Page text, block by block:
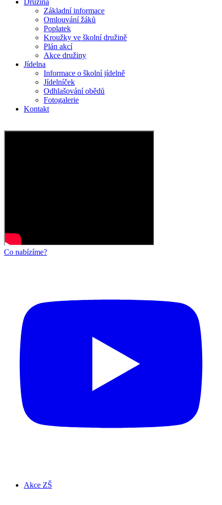
Družina
Základní informace
Omlouvání žáků
Poplatek
Kroužky ve školní družině
Plán akcí
Akce družiny
Jídelna
Informace o školní jídelně
Jídelníček
Odhlašování obědů
Fotogalerie
Kontakt
Co nabízíme?
Akce ZŠ